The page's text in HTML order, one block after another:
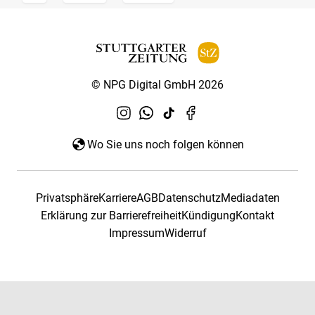
© NPG Digital GmbH 2026
Wo Sie uns noch folgen können
PrivatsphäreKarriereAGBDatenschutzMediadaten
Erklärung zur BarrierefreiheitKündigungKontakt
ImpressumWiderruf